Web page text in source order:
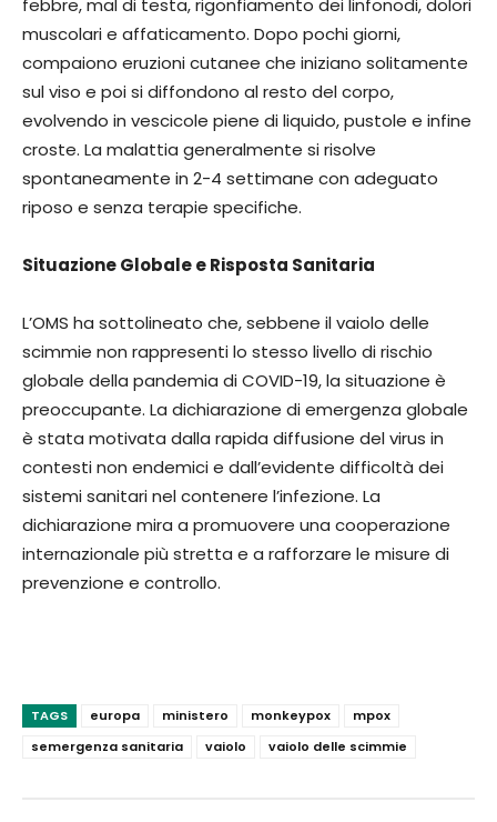
febbre, mal di testa, rigonfiamento dei linfonodi, dolori
muscolari e affaticamento. Dopo pochi giorni,
compaiono eruzioni cutanee che iniziano solitamente
sul viso e poi si diffondono al resto del corpo,
evolvendo in vescicole piene di liquido, pustole e infine
croste. La malattia generalmente si risolve
spontaneamente in 2-4 settimane con adeguato
riposo e senza terapie specifiche.
Situazione Globale e Risposta Sanitaria
L’OMS ha sottolineato che, sebbene il vaiolo delle
scimmie non rappresenti lo stesso livello di rischio
globale della pandemia di COVID-19, la situazione è
preoccupante. La dichiarazione di emergenza globale
è stata motivata dalla rapida diffusione del virus in
contesti non endemici e dall’evidente difficoltà dei
sistemi sanitari nel contenere l’infezione. La
dichiarazione mira a promuovere una cooperazione
internazionale più stretta e a rafforzare le misure di
prevenzione e controllo.
TAGS europa ministero monkeypox
mpox
semergenza sanitaria
vaiolo vaiolo delle scimmie